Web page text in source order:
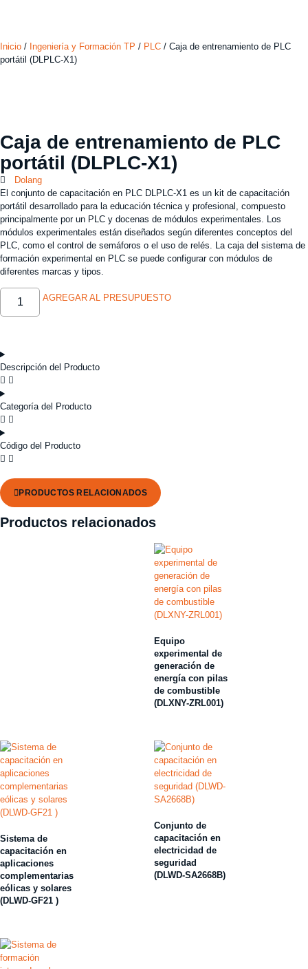
Inicio / Ingeniería y Formación TP / PLC / Caja de entrenamiento de PLC
portátil (DLPLC-X1)
Caja de entrenamiento de PLC
portátil (DLPLC-X1)
Dolang
El conjunto de capacitación en PLC DLPLC-X1 es un kit de capacitación
portátil desarrollado para la educación técnica y profesional, compuesto
principalmente por un PLC y docenas de módulos experimentales. Los
módulos experimentales están diseñados según diferentes conceptos del
PLC, como el control de semáforos o el uso de relés. La caja del sistema de
formación experimental en PLC se puede configurar con módulos de
diferentes marcas y tipos.
AGREGAR AL PRESUPUESTO
Descripción del Producto
Categoría del Producto
Código del Producto
PRODUCTOS RELACIONADOS
Productos relacionados
Equipo
experimental de
generación de
energía con pilas
de combustible
(DLXNY-ZRL001)
Sistema de
capacitación en
aplicaciones
complementarias
eólicas y solares
(DLWD-GF21 )
Conjunto de
capacitación en
electricidad de
seguridad
(DLWD-SA2668B)